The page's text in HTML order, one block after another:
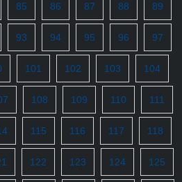
85 86 87 88 89
93 94 95 96 97
101 102 103 104
108 109 110 111
115 116 117 118
122 123 124 125